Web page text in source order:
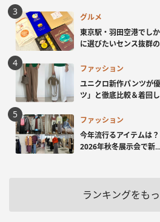
グルメ
東京駅・羽田空港でし
に選びたいセンス抜群
ファッション
ユニクロ新作パンツが
ツ」と徹底比較＆着回
ファッション
今年流行るアイテムは
2026年秋冬展示会で新...
ランキングをも